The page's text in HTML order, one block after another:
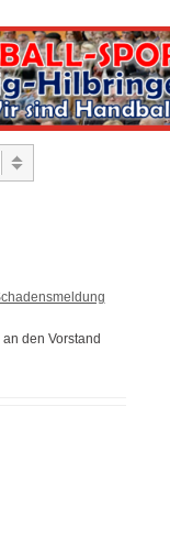
den Vorstand